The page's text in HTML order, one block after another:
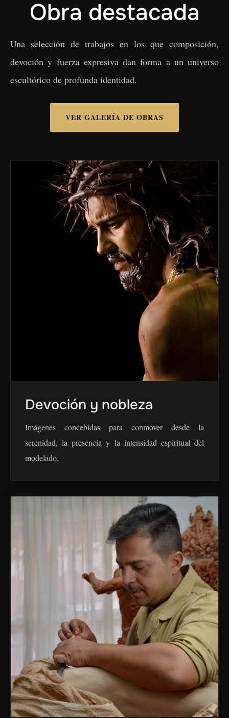
Obra destacada
Una selección de trabajos en los que composición,
devoción y fuerza expresiva dan forma a un universo
escultórico de profunda identidad.
VER GALERÍA DE OBRAS
Devoción y nobleza
Imágenes concebidas para conmover desde la
serenidad, la presencia y la intensidad espiritual del
modelado.